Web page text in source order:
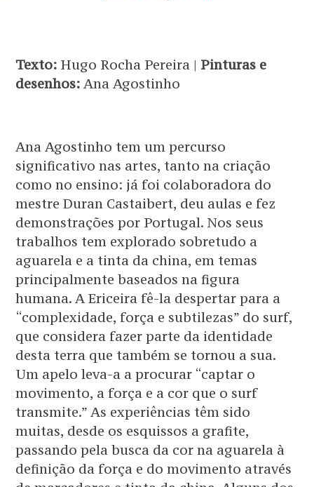
Texto: Hugo Rocha Pereira | Pinturas e
desenhos: Ana Agostinho
Ana Agostinho tem um percurso
significativo nas artes, tanto na criação
como no ensino: já foi colaboradora do
mestre Duran Castaibert, deu aulas e fez
demonstrações por Portugal. Nos seus
trabalhos tem explorado sobretudo a
aguarela e a tinta da china, em temas
principalmente baseados na figura
humana. A Ericeira fê-la despertar para a
“complexidade, força e subtilezas” do surf,
que considera fazer parte da identidade
desta terra que também se tornou a sua.
Um apelo leva-a a procurar “captar o
movimento, a força e a cor que o surf
transmite.” As experiências têm sido
muitas, desde os esquissos a grafite,
passando pela busca da cor na aguarela à
definição da força e do movimento através